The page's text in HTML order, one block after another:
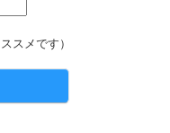
スメです）